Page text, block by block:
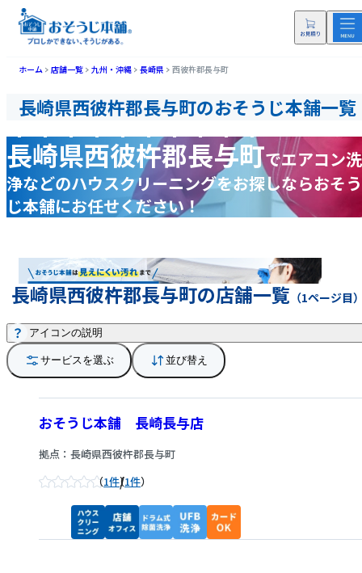
ホーム 店舗一覧 九州・沖縄 長崎県 西彼杵郡長与町
長崎県西彼杵郡長与町のおそうじ本舗一覧
長崎県西彼杵郡長与町でエアコン洗
浄などのハウスクリーニングをお探しならおそう
じ本舗にお任せください！
長崎県西彼杵郡長与町の店舗一覧 （1ページ目
サービスを選ぶ 並び替え
アイコンの説明
おそうじ本舗 長崎長与店
拠点：長崎県西彼杵郡長与町
1件/1件